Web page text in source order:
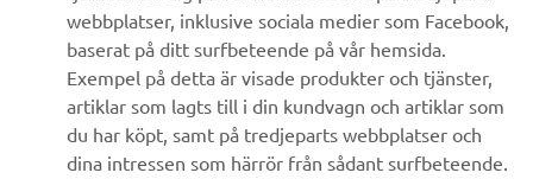
© Copyright - 2026 Yamaha Motor Europe N.V. - Alla rättigheter
förbehållna
webbplatser, inklusive sociala medier som Facebook,
baserat på ditt surfbeteende på vår hemsida.
Exempel på detta är visade produkter och tjänster,
artiklar som lagts till i din kundvagn och artiklar som
du har köpt, samt på tredjeparts webbplatser och
dina intressen som härrör från sådant surfbeteende.